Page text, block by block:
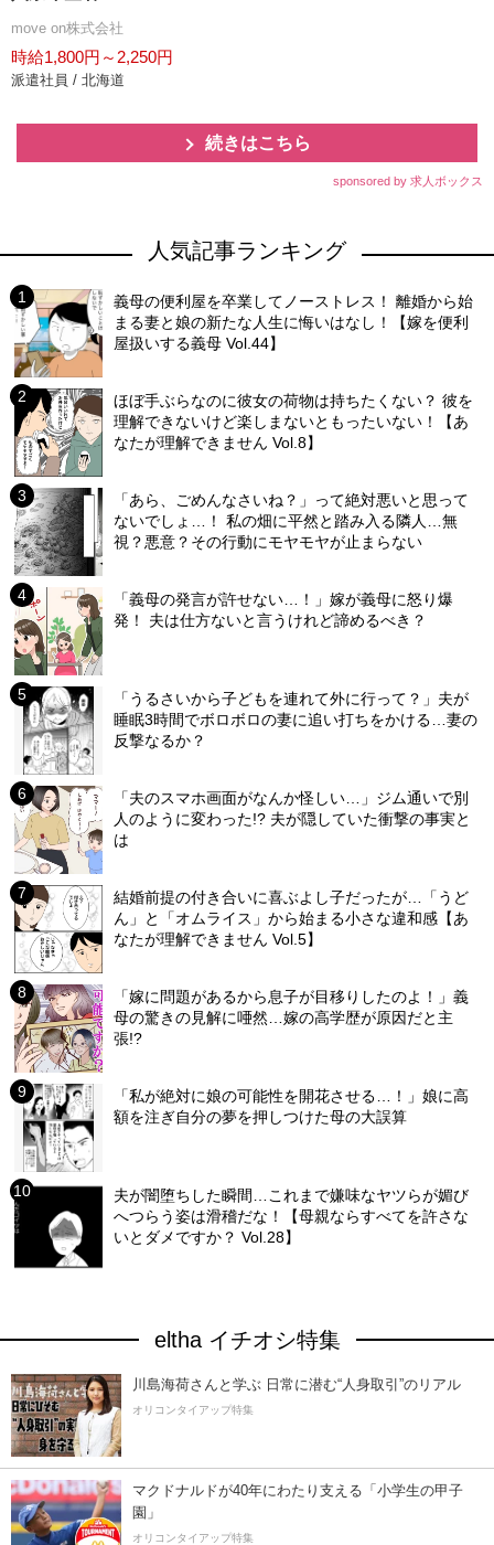
move on株式会社
時給1,800円～2,250円
派遣社員 / 北海道
続きはこちら
sponsored by 求人ボックス
人気記事ランキング
義母の便利屋を卒業してノーストレス！ 離婚から始
まる妻と娘の新たな人生に悔いはなし！【嫁を便利
屋扱いする義母 Vol.44】
ほぼ手ぶらなのに彼女の荷物は持ちたくない？ 彼を
理解できないけど楽しまないともったいない！【あ
なたが理解できません Vol.8】
「あら、ごめんなさいね？」って絶対悪いと思って
ないでしょ…！ 私の畑に平然と踏み入る隣人…無
視？悪意？その行動にモヤモヤが止まらない
「義母の発言が許せない…！」嫁が義母に怒り爆
発！ 夫は仕方ないと言うけれど諦めるべき？
「うるさいから子どもを連れて外に行って？」夫が
睡眠3時間でボロボロの妻に追い打ちをかける…妻の
反撃なるか？
「夫のスマホ画面がなんか怪しい…」ジム通いで別
人のように変わった!? 夫が隠していた衝撃の事実と
は
結婚前提の付き合いに喜ぶよし子だったが…「うど
ん」と「オムライス」から始まる小さな違和感【あ
なたが理解できません Vol.5】
「嫁に問題があるから息子が目移りしたのよ！」義
母の驚きの見解に唖然…嫁の高学歴が原因だと主
張!?
「私が絶対に娘の可能性を開花させる…！」娘に高
額を注ぎ自分の夢を押しつけた母の大誤算
夫が闇堕ちした瞬間…これまで嫌味なヤツらが媚び
へつらう姿は滑稽だな！【母親ならすべてを許さな
いとダメですか？ Vol.28】
eltha イチオシ特集
川島海荷さんと学ぶ 日常に潜む“人身取引”のリアル
オリコンタイアップ特集
マクドナルドが40年にわたり支える「小学生の甲子
園」
オリコンタイアップ特集